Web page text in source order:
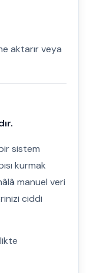
aktarır veya
sistem
kurmak
manuel veri
ciddi